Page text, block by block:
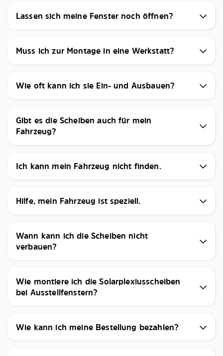
Lassen sich meine Fenster noch öffnen?
Muss ich zur Montage in eine Werkstatt?
Wie oft kann ich sie Ein- und Ausbauen?
Gibt es die Scheiben auch für mein
Fahrzeug?
Ich kann mein Fahrzeug nicht finden.
Hilfe, mein Fahrzeug ist speziell.
Wann kann ich die Scheiben nicht
verbauen?
Wie montiere ich die Solarplexiusscheiben
bei Ausstellfenstern?
Wie kann ich meine Bestellung bezahlen?